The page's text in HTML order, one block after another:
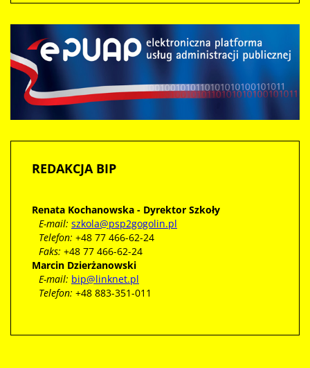
REDAKCJABIP
Renata Kochanowska - Dyrektor Szkoły
E-mail: szkola@psp2gogolin.pl
Telefon: +48 77 466-62-24
Faks: +48 77 466-62-24
Marcin Dzierżanowski
E-mail: bip@linknet.pl
Telefon: +48 883-351-011